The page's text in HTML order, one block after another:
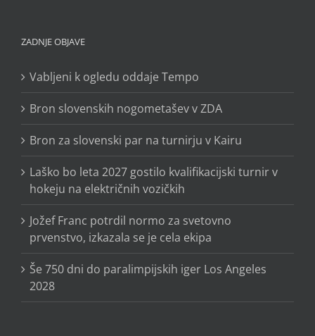
ZADNJE OBJAVE
Vabljeni k ogledu oddaje Tempo
Bron slovenskih nogometašev v ZDA
Bron za slovenski par na turnirju v Kairu
Laško bo leta 2027 gostilo kvalifikacijski turnir v
hokeju na električnih vozičkih
Jožef Franc potrdil normo za svetovno
prvenstvo, izkazala se je cela ekipa
Še 750 dni do paralimpijskih iger Los Angeles
2028